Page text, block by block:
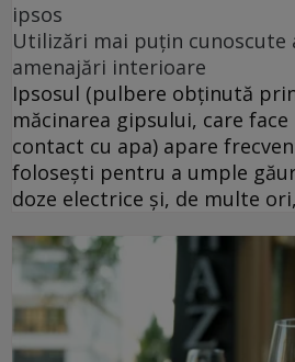
ipsos
Utilizări mai puțin cunoscute
amenajări interioare
Ipsosul (pulbere obținută
măcinarea gipsului, care
contact cu apa) apare
folosești pentru a umple
doze electrice și, de multe